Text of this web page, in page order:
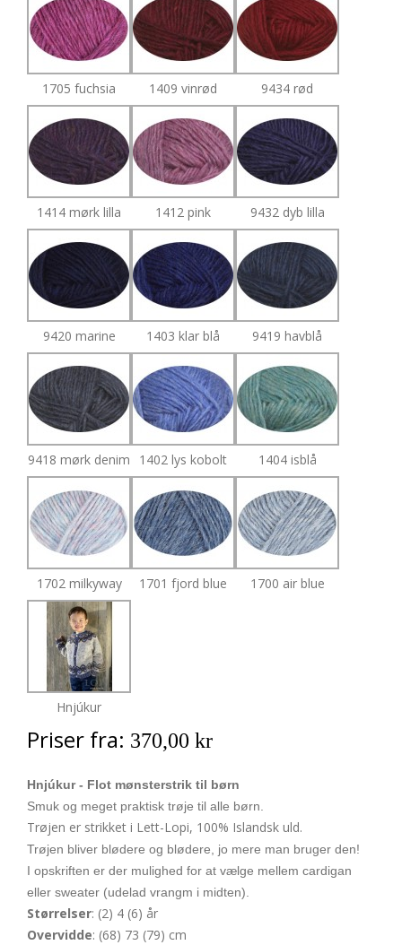
1705 fuchsia 1409 vinrød 9434 rød
1414 mørk lilla 1412 pink 9432 dyb lilla
9420 marine 1403 klar blå 9419 havblå
9418 mørk denim 1402 lys kobolt 1404 isblå
1702 milkyway 1701 fjord blue 1700 air blue
Hnjúkur
Priser fra: 370,00 kr
Hnjúkur - Flot mønsterstrik til børn
Smuk og meget praktisk trøje til alle børn.
Trøjen er strikket i Lett-Lopi, 100% Islandsk uld.
Trøjen bliver blødere og blødere, jo mere man bruger den!
I opskriften er der mulighed for at vælge mellem cardigan
eller sweater (udelad vrangm i midten).
Størrelser: (2) 4 (6) år
Overvidde: (68) 73 (79) cm